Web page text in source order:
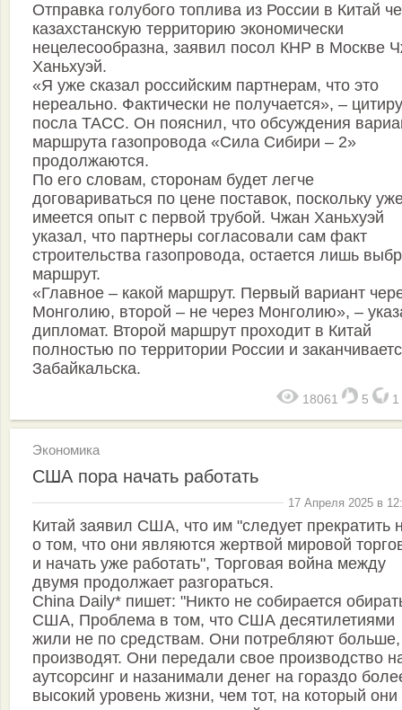
Отправка голубого топлива из России в Китай
казахстанскую территорию экономически
нецелесообразна, заявил посол КНР в Москве
Ханьхуэй.
«Я уже сказал российским партнерам, что это
нереально. Фактически не получается», –
посла ТАСС. Он пояснил, что обсуждения
маршрута газопровода «Сила Сибири – 2»
продолжаются.
По его словам, сторонам будет легче
договариваться по цене поставок, поскольку
имеется опыт с первой трубой. Чжан Ханьхуэй
указал, что партнеры согласовали сам факт
строительства газопровода, остается лишь
маршрут.
«Главное – какой маршрут. Первый вариант
Монголию, второй – не через Монголию», –
дипломат. Второй маршрут проходит в Китай
полностью по территории России и
Забайкальска.
18061 5 1
Экономика
США пора начать работать
17 Апреля 2025 в
Китай заявил США, что им "следует прекратить
о том, что они являются жертвой мировой
и начать уже работать", Торговая война между
двумя продолжает разгораться.
China Daily* пишет: "Никто не собирается
США, Проблема в том, что США десятилетиями
жили не по средствам. Они потребляют
производят. Они передали свое производство
аутсорсинг и назанимали денег на гораздо
высокий уровень жизни, чем тот, на который они